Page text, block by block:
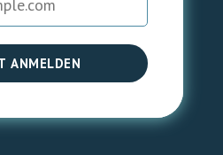
ANMELDEN